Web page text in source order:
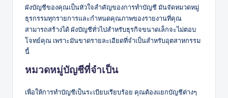
ผังบัญชีของคุณเป็นหัวใจสำคัญของการทำบัญชี มันจัดหมวดหมู่
ธุรกรรมทุกรายการและกำหนดคุณภาพของรายงานที่คุณ
สามารถสร้างได้ ผังบัญชีทั่วไปสำหรับธุรกิจขนาดเล็กจะไม่ตอบ
โจทย์คุณ เพราะมันขาดรายละเอียดที่จำเป็นสำหรับอุตสาหกรรม
นี้
หมวดหมู่บัญชีที่จำเป็น
เพื่อให้การทำบัญชีเป็นระเบียบเรียบร้อย คุณต้องแยกบัญชีต่างๆ